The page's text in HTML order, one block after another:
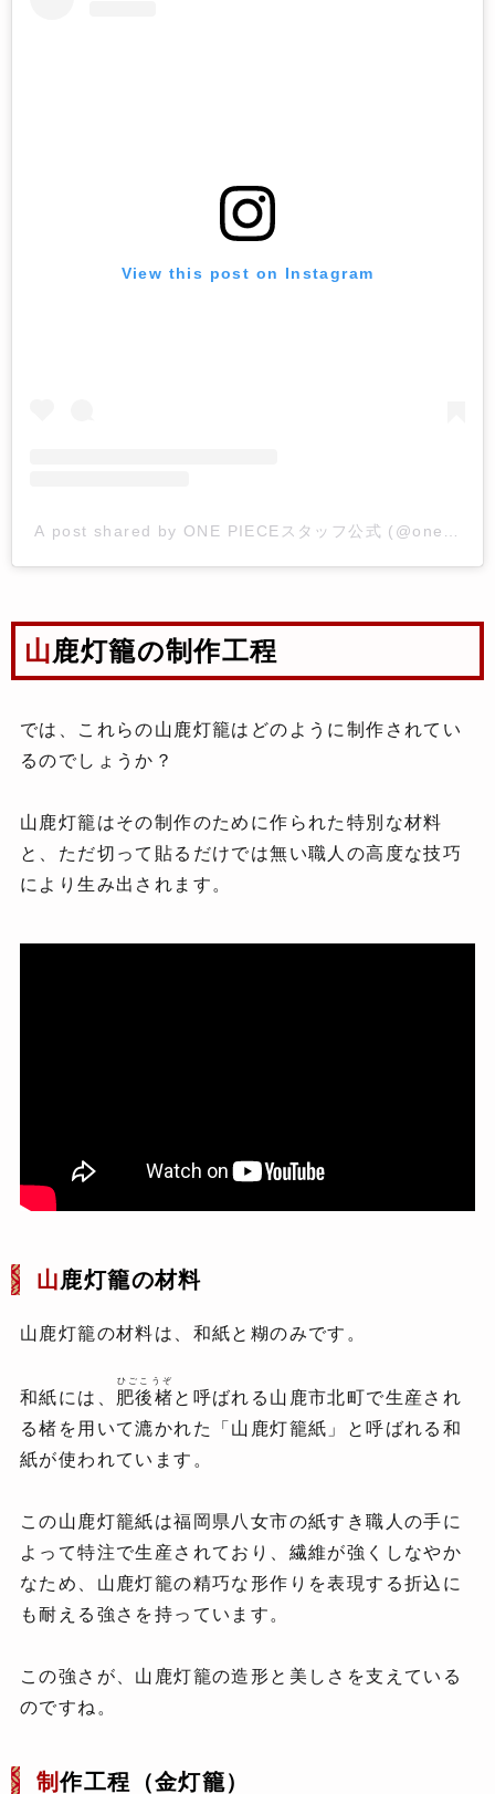
View this post on Instagram
A post shared by ONE PIECEスタッフ公式
山鹿灯籠の制作工程
では、これらの山鹿灯籠はどのように制作されてい
るのでしょうか？
山鹿灯籠はその制作のために作られた特別な材料
と、ただ切って貼るだけでは無い職人の高度な技巧
により生み出されます。
山鹿灯籠の材料
山鹿灯籠の材料は、和紙と糊のみです。
和紙には、 肥後楮
ひごこうぞ
と呼ばれる山鹿市北町で生産され
る楮を用いて漉かれた「山鹿灯籠紙」と呼ばれる和
紙が使われています。
この山鹿灯籠紙は福岡県八女市の紙すき職人の手に
よって特注で生産されており、繊維が強くしなやか
なため、山鹿灯籠の精巧な形作りを表現する折込に
も耐える強さを持っています。
この強さが、山鹿灯籠の造形と美しさを支えている
のですね。
制作工程（金灯籠）